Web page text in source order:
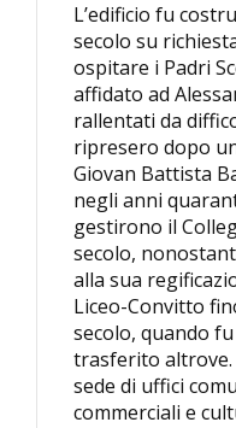
L’edificio fu
secolo su
ospitare i Padri
affidato ad
rallentati da
ripresero dopo
Giovan Battista
negli anni
gestirono il
secolo,
alla sua
Liceo-Convitto
secolo, quando
trasferito altrove.
sede di uffici
commerciali e